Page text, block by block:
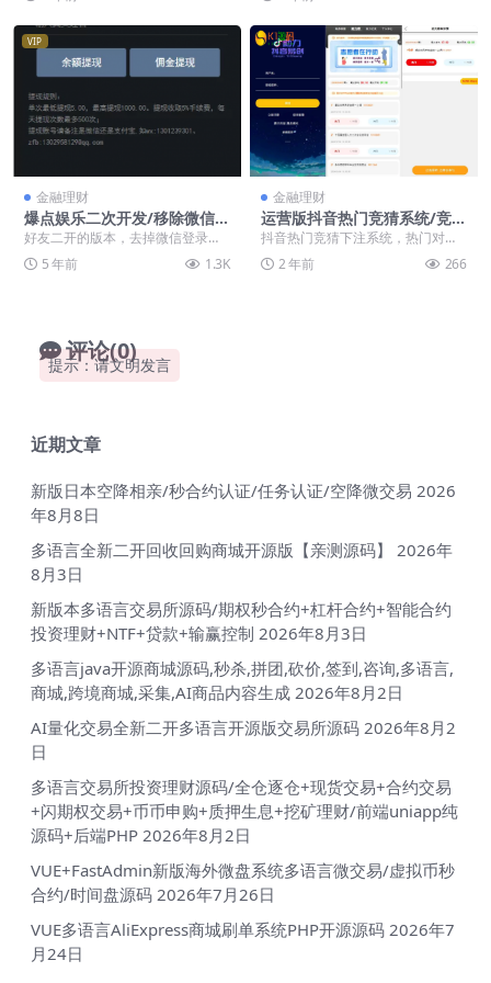
VIP
金融理财
爆点娱乐二次开发/移除微信登
录
好友二开的版本，去掉微信登录，
和K1源码网之前改的那份不一样。
支付已接过z支付，...
5 年前 1.3K
金融理财
运营版抖音热门竞猜系统/竞猜
下注/开奖预设/热门数据竞猜
抖音热门竞猜下注系统，热门对接
付费api，接口正常使用 系统程序为
php的thi...
2 年前 266
评论(0)
提示：请文明发言
近期文章
新版日本空降相亲/秒合约认证/任务认证/空降微交易 2026
年8月8日
多语言全新二开回收回购商城开源版【亲测源码】
2026年
8月3日
新版本多语言交易所源码/期权秒合约+杠杆合约+智能合约
投资理财+NTF+贷款+输赢控制 2026年8月3日
多语言java开源商城源码,秒杀,拼团,砍价,签到,咨询,多语言,
商城,跨境商城,采集,AI商品内容生成 2026年8月2日
AI量化交易全新二开多语言开源版交易所源码 2026年8月2
日
多语言交易所投资理财源码/全仓逐仓+现货交易+合约交易
+闪期权交易+币币申购+质押生息+挖矿理财/前端uniapp纯
源码+后端PHP 2026年8月2日
VUE+FastAdmin新版海外微盘系统多语言微交易/虚拟币秒
合约/时间盘源码 2026年7月26日
VUE多语言AliExpress商城刷单系统PHP开源源码 2026年7
月24日